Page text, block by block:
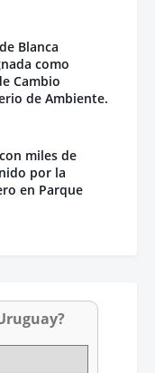
Blanca
como
Cambio
de Ambiente.
miles de
por la
en Parque